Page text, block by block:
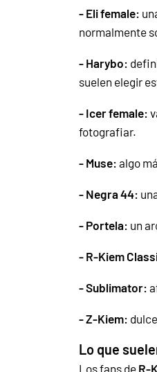
- Eli female:
normalmente
- Harybo:
suelen elegir
- Icer female:
fotografiar.
- Muse: algo
- Negra 44:
- Portela: un
- R-Kiem
- Sublimator:
- Z-Kiem:
Lo que
Los fans de R-